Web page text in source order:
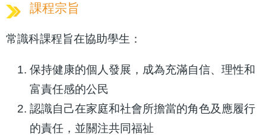
課程宗旨
常識科課程旨在協助學生：
保持健康的個人發展，成為充滿自信、理性和
富責任感的公民
認識自己在家庭和社會所擔當的角色及應履行
的責任，並關注共同福祉